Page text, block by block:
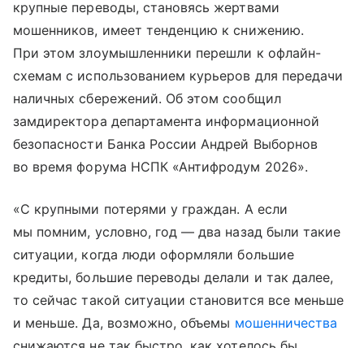
крупные переводы, становясь жертвами
мошенников, имеет тенденцию к снижению.
При этом злоумышленники перешли к офлайн-
схемам с использованием курьеров для передачи
наличных сбережений. Об этом сообщил
замдиректора департамента информационной
безопасности Банка России Андрей Выборнов
во время форума НСПК «Антифродум 2026».
«С крупными потерями у граждан. А если
мы помним, условно, год — два назад были такие
ситуации, когда люди оформляли большие
кредиты, большие переводы делали и так далее,
то сейчас такой ситуации становится все меньше
и меньше. Да, возможно, объемы мошенничества